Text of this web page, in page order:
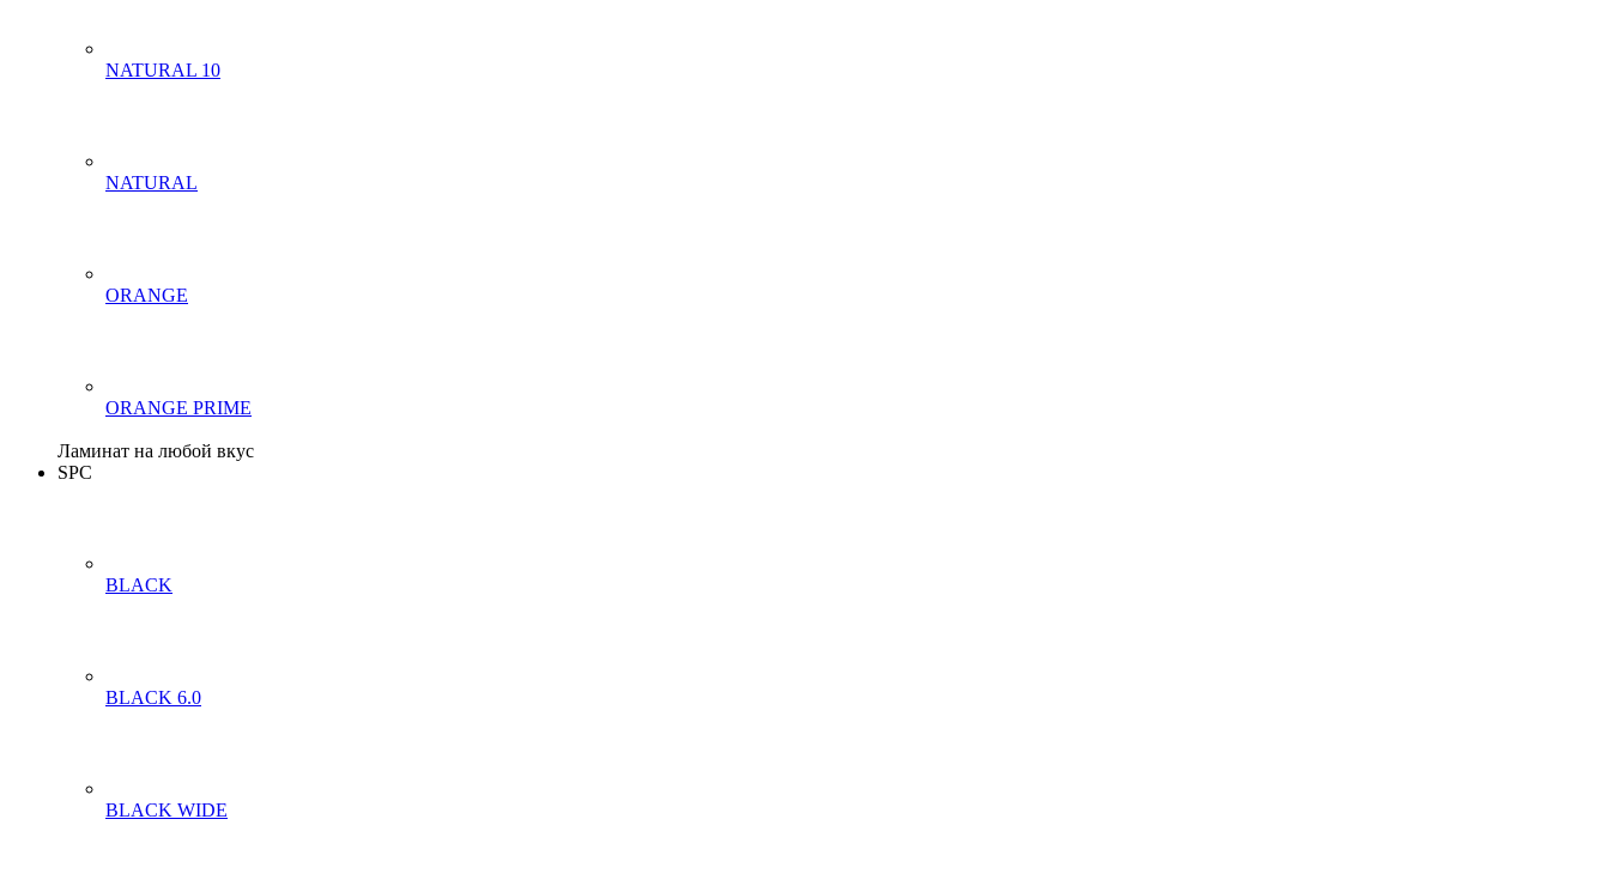
NATURAL 10
NATURAL
ORANGE
ORANGE PRIME
Ламинат на любой вкус
SPC
BLACK
BLACK 6.0
BLACK WIDE